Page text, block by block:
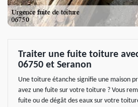
Traiter une fuite toiture
06750 et Seranon
Une toiture étanche signifie une maison
avez une fuite sur votre toiture ? Vous
fuite ou de dégât des eaux sur votre